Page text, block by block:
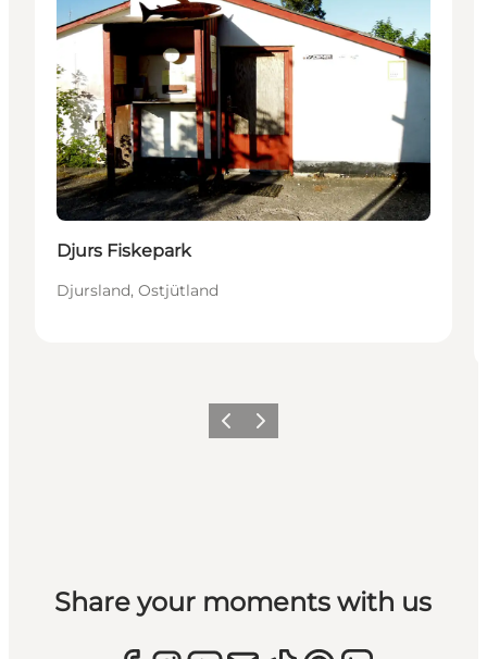
Djurs Fiskepark
Djursland, Ostjütland
ZurückWeiter
Share your moments with us